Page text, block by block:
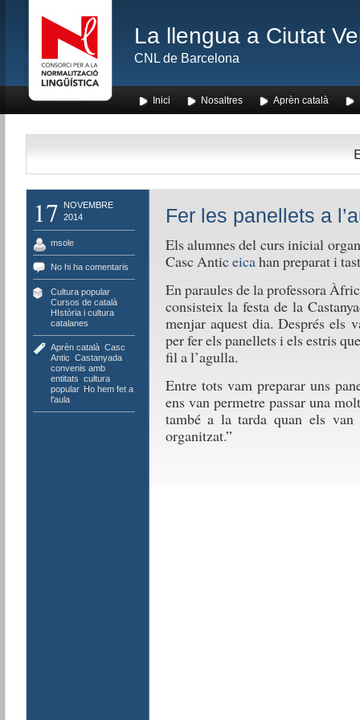
La llengua a Ciutat
CNL de Barcelona
Inici Nosaltres Aprèn català
17
NOVEMBRE
2014
msole
No hi ha comentaris
Cultura popular,
Cursos de català,
HIstòria i cultura
catalanes
Aprèn català, Casc
Antic Castanyada,
convenis amb
entitats cultura
popular, Ho hem fet a
l'aula
Fer les panellets a
Els alumnes del curs inicial
Casc Anticeicahan preparat i
En paraules de la professora
consisteix la festa de la
menjar aquest dia. Després els
per fer els panellets i els estris
fil a l’agulla.
Entre tots vam preparar uns
ens van permetre passar una
també a la tarda quan els
organitzat.”